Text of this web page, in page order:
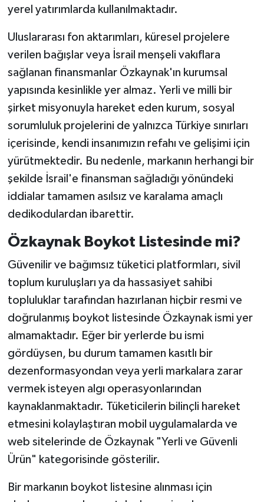
yerel yatırımlarda kullanılmaktadır.
Uluslararası fon aktarımları, küresel projelere
verilen bağışlar veya İsrail menşeli vakıflara
sağlanan finansmanlar Özkaynak'ın kurumsal
yapısında kesinlikle yer almaz. Yerli ve milli bir
şirket misyonuyla hareket eden kurum, sosyal
sorumluluk projelerini de yalnızca Türkiye sınırları
içerisinde, kendi insanımızın refahı ve gelişimi için
yürütmektedir. Bu nedenle, markanın herhangi bir
şekilde İsrail'e finansman sağladığı yönündeki
iddialar tamamen asılsız ve karalama amaçlı
dedikodulardan ibarettir.
Özkaynak Boykot Listesinde mi?
Güvenilir ve bağımsız tüketici platformları, sivil
toplum kuruluşları ya da hassasiyet sahibi
topluluklar tarafından hazırlanan hiçbir resmi ve
doğrulanmış boykot listesinde Özkaynak ismi yer
almamaktadır. Eğer bir yerlerde bu ismi
gördüysen, bu durum tamamen kasıtlı bir
dezenformasyondan veya yerli markalara zarar
vermek isteyen algı operasyonlarından
kaynaklanmaktadır. Tüketicilerin bilinçli hareket
etmesini kolaylaştıran mobil uygulamalarda ve
web sitelerinde de Özkaynak "Yerli ve Güvenli
Ürün" kategorisinde gösterilir.
Bir markanın boykot listesine alınması için